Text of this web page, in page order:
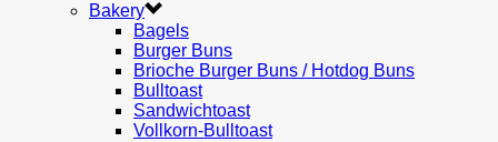
Bakery
Bagels
Burger Buns
Brioche Burger Buns / Hotdog Buns
Bulltoast
Sandwichtoast
Vollkorn-Bulltoast